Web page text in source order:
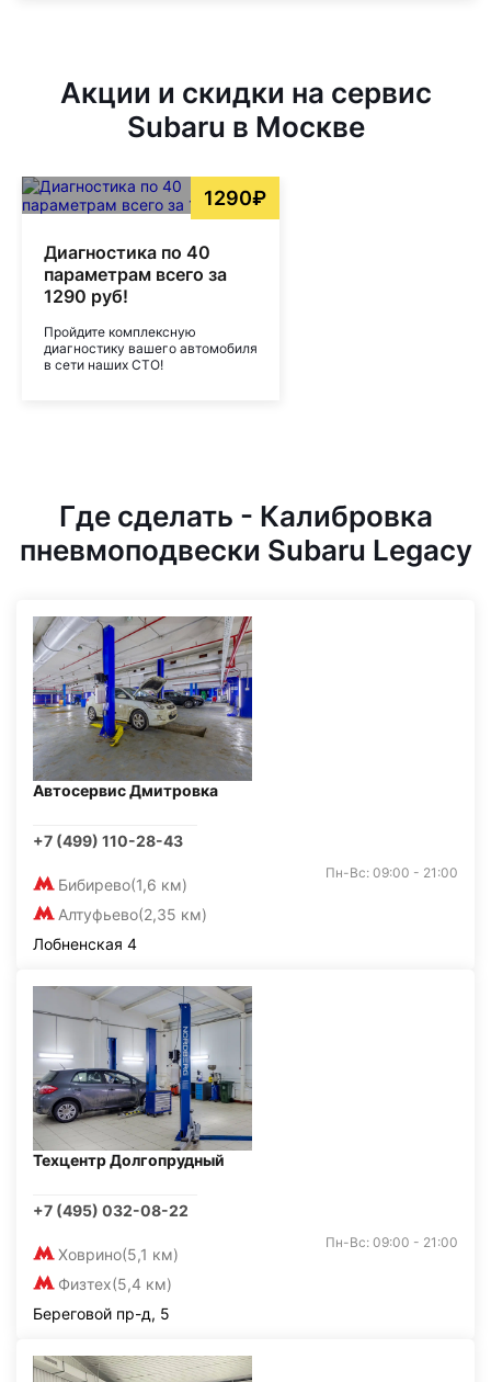
Акции и скидки на сервис
Subaru в Москве
1290₽
Диагностика по 40
параметрам всего за
1290 руб!
Пройдите комплексную
диагностику вашего автомобиля
в сети наших СТО!
Где сделать - Калибровка
пневмоподвески Subaru Legacy
Автосервис Дмитровка
+7 (499) 110-28-43
Бибирево(1,6 км)
Алтуфьево(2,35 км)
Пн-Вс: 09:00 - 21:00
Лобненская 4
Техцентр Долгопрудный
+7 (495) 032-08-22
Ховрино(5,1 км)
Физтех(5,4 км)
Пн-Вс: 09:00 - 21:00
Береговой пр-д, 5